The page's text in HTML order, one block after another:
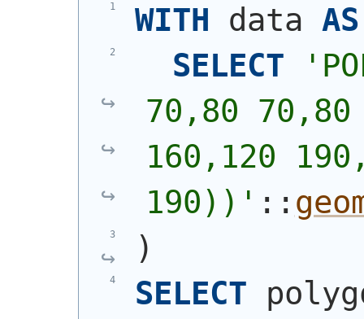
WITH data AS
SELECT
'
70,80 70,80
160,120
190)) ' ::
)
SELECT